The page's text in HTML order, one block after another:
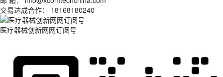
交易达成合作： 18168180240
医疗器械创新网网订阅号